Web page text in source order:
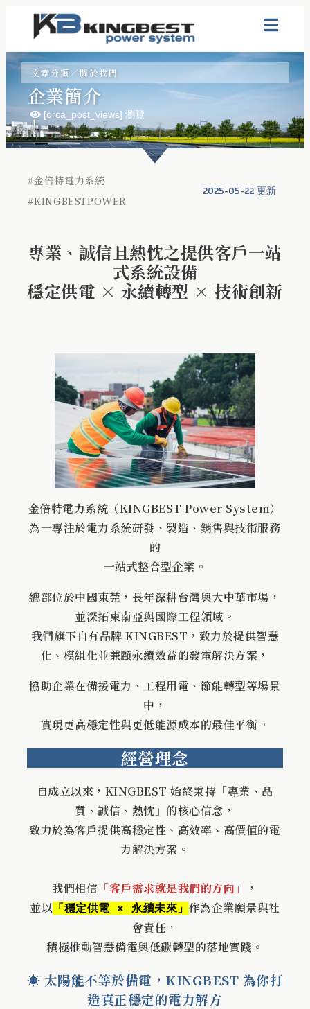
文章分類／ 關於我們
企業簡介
[orca_post_views] 瀏覽
#金倍特電力系統
#KINGBESTPOWER
2025-05-22 更新
專業、誠信且熱忱之提供客戶一站
式系統設備
穩定供電 × 永續轉型 × 技術創新
金倍特電力系統（KINGBEST Power System）
為一專注於電力系統研發、製造、銷售與技術服務
的
一站式整合型企業。
總部位於中國東莞，長年深耕台灣與大中華市場，
並深拓東南亞與國際工程領域。
我們旗下自有品牌 KINGBEST，致力於提供智慧
化、模組化並兼顧永續效益的發電解決方案，
協助企業在備援電力、工程用電、節能轉型等場景
中，
實現更高穩定性與更低能源成本的最佳平衡。
經營理念
自成立以來，KINGBEST 始終秉持「專業、品
質、誠信、熱忱」的核心信念，
致力於為客戶提供高穩定性、高效率、高價值的電
力解決方案。
我們相信 「客戶需求就是我們的方向」
，
並以 「穩定供電 × 永續未來」 作為企業願景與社
會責任，
積極推動智慧備電與低碳轉型的落地實踐。
☀️ 太陽能不等於備電，KINGBEST 為你打
造真正穩定的電力解方